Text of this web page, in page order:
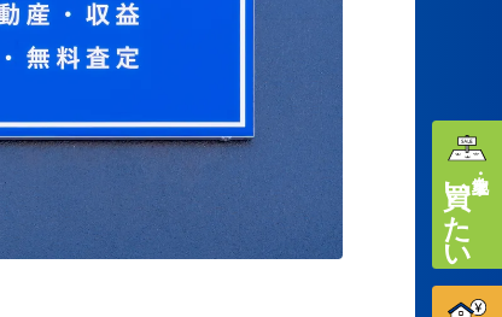
土地・家を
買いたい